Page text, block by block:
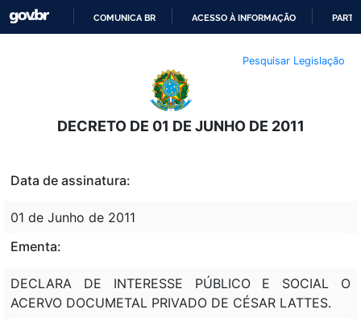
O
CONTEÚDO
COMUNICA BR ACESSO À INFORMAÇÃO
Pesquisar Legislação
DECRETO DE 01 DE JUNHO DE 2011
Data de assinatura:
01 de Junho de 2011
Ementa:
DECLARA DE INTERESSE PÚBLICO E SOCIAL O
ACERVO DOCUMETAL PRIVADO DE CÉSAR LATTES.